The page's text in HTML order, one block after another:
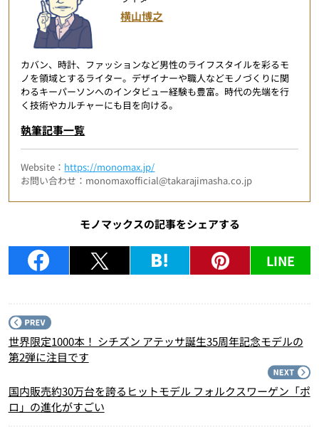
横山博之
カバン、時計、ファッションなど男性のライフスタイルを彩るモ
ノを領域とするライター。デザイナーや職人などモノづくりに関
わるキーパーソンへのインタビュー経験も豊富。時代の先端を行
く技術やカルチャーにも目を向ける。
執筆記事一覧
Website： https://monomax.jp/
お問い合わせ：monomaxofficial@takarajimasha.co.jp
モノマックスの記事をシェアする
LINE
世界限定1000本！ シチズン アテッサ誕生35周年記念モデルの
第2弾に注目です
国内販売約30万台を誇るヒットモデル フォルクスワーゲン「ポ
ロ」の進化がすごい